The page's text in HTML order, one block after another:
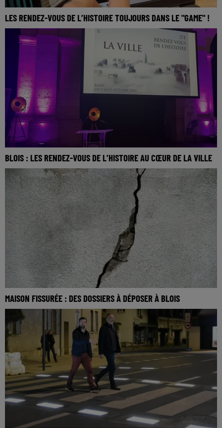
LES RENDEZ-VOUS DE L’HISTOIRE TOUJOURS DANS LE "GAME" !
BLOIS : LES RENDEZ-VOUS DE L’HISTOIRE AU CŒUR DE LA VILLE
MAISON FISSURÉE : DES DOSSIERS À DÉPOSER À BLOIS